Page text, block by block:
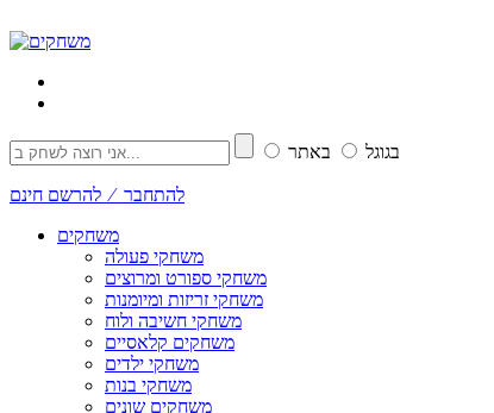
בגוגל באתר
להתחבר ⁄ להרשם חינם
משחקים
משחקי פעולה
משחקי ספורט ומרוצים
משחקי זריזות ומיומנות
משחקי חשיבה ולוח
משחקים קלאסיים
משחקי ילדים
משחקי בנות
משחקים שונים